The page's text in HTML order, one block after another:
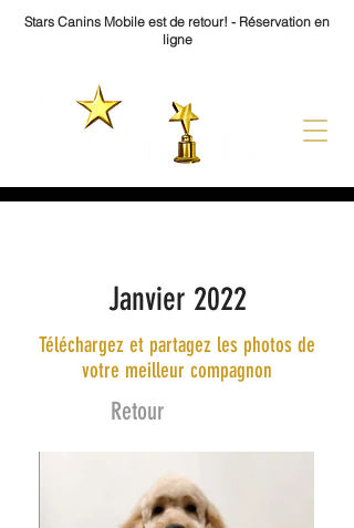
Stars Canins Mobile est de retour! - Réservation en
ligne
Janvier 2022
Téléchargez et partagez les photos de
votre meilleur compagnon
Retour